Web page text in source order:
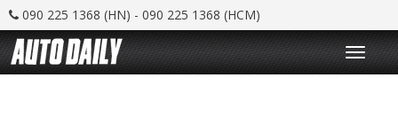
090 225 1368 (HN) - 090 225 1368 (HCM)
T
o
g